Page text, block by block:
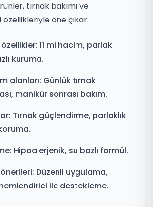
tırnak bakımı ve
öne çıkar.
11 ml hacim, parlak
kuruma.
alanları: Günlük tırnak
manikür sonrası bakım.
Tırnak güçlendirme, parlaklık
Hipoalerjenik, su bazlı formül.
önerileri: Düzenli uygulama,
ile destekleme.